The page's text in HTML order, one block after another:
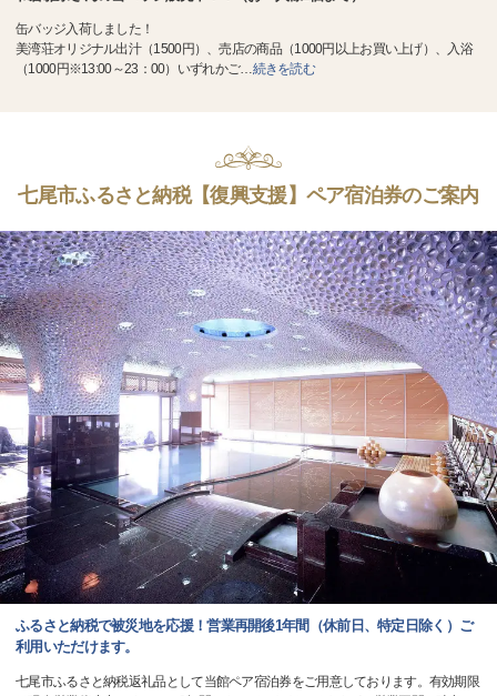
缶バッジ入荷しました！
美湾荘オリジナル出汁（1500円）、売店の商品（1000円以上お買い上げ）、入浴
（1000円※13:00～23：00）いずれかご…続きを読む
七尾市ふるさと納税【復興支援】ペア宿泊券のご案内
ふるさと納税で被災地を応援！営業再開後1年間（休前日、特定日除く）ご
利用いただけます。
七尾市ふるさと納税返礼品として当館ペア宿泊券をご用意しております。有効期限